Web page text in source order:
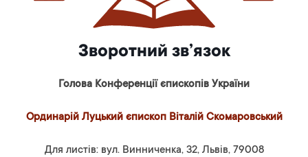
Зворотний зв’язок
Голова Конференції єпископів України
Ординарій Луцький єпископ Віталій Скомаровський
Для листів: вул. Винниченка, 32, Львів, 79008